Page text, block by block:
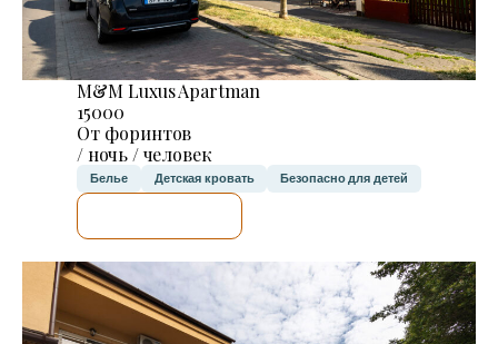
M&M Luxus Apartman
15000
От форинтов
/ ночь / человек
Белье Детская кровать Безопасно для детей